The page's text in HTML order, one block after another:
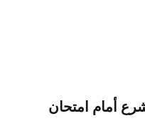
أمام امتحان